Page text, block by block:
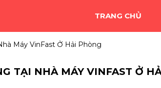
TRANG CHỦ
Máy VinFast Ở Hải Phòng
TẠI NHÀ MÁY VINFAST Ở